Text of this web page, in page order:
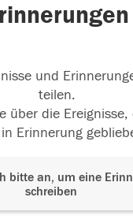
und
teilen.
über die
Erinnerung
bitte an, um eine
schreiben